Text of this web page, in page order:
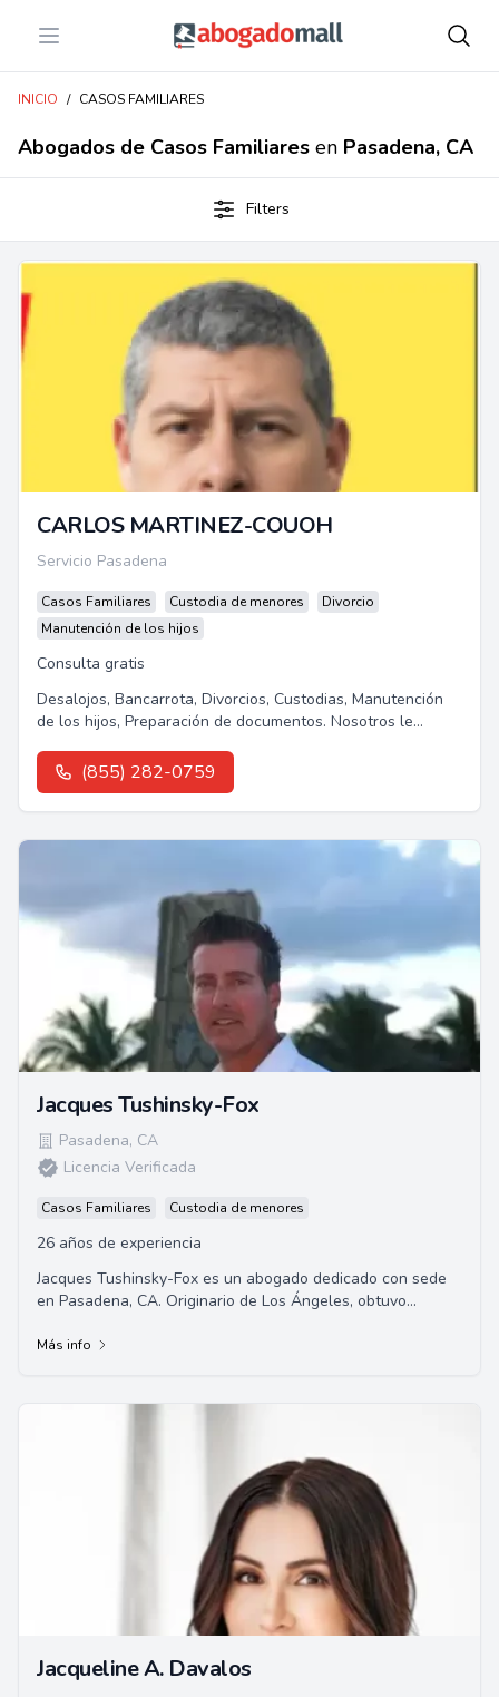
Open menu Abogadomall
INICIO / CASOS FAMILIARES
Abogados de Casos Familiares en Pasadena, CA
Filters
CARLOS MARTINEZ-COUOH
Servicio Pasadena
Casos Familiares Custodia de menores
Divorcio
Manutención de los hijos
Consulta gratis
Desalojos, Bancarrota, Divorcios, Custodias, Manutención
de los hijos, Preparación de documentos. Nosotros le
(855) 282-0759
Jacques Tushinsky-Fox
Pasadena, CA
Licencia Verificada
Casos Familiares Custodia de menores
26 años de experiencia
Jacques Tushinsky-Fox es un abogado dedicado con sede
en Pasadena, CA. Originario de Los Ángeles, obtuvo
Más info
Jacqueline A. Davalos